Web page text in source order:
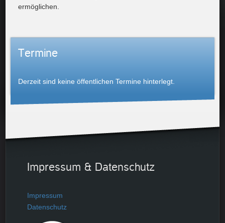
ermöglichen.
Termine
Derzeit sind keine öffentlichen Termine hinterlegt.
Impressum & Datenschutz
Impressum
Datenschutz